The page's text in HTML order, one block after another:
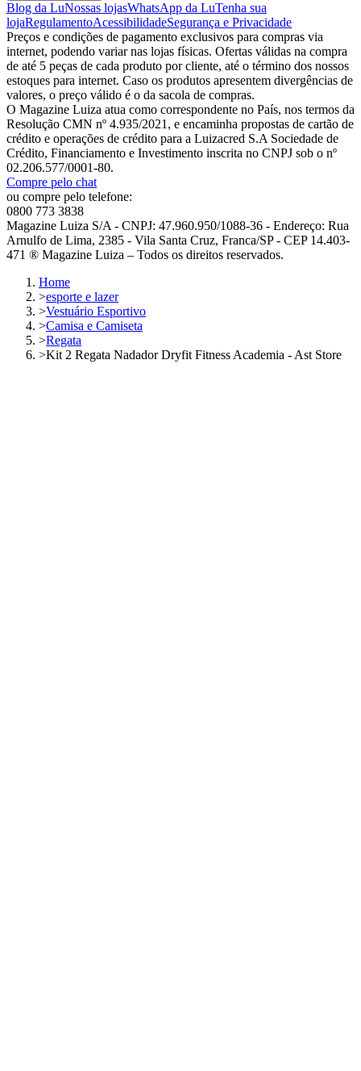
Blog da LuNossas lojasWhatsApp da LuTenha sua
lojaRegulamentoAcessibilidadeSegurança e Privacidade
Preços e condições de pagamento exclusivos para compras via
internet, podendo variar nas lojas físicas. Ofertas válidas na compra
de até 5 peças de cada produto por cliente, até o término dos nossos
estoques para internet. Caso os produtos apresentem divergências de
valores, o preço válido é o da sacola de compras.
O Magazine Luiza atua como correspondente no País, nos termos da
Resolução CMN nº 4.935/2021, e encaminha propostas de cartão de
crédito e operações de crédito para a Luizacred S.A Sociedade de
Crédito, Financiamento e Investimento inscrita no CNPJ sob o nº
02.206.577/0001-80.
Compre pelo chat
ou compre pelo telefone:
0800 773 3838
Magazine Luiza S/A - CNPJ: 47.960.950/1088-36 - Endereço: Rua
Arnulfo de Lima, 2385 - Vila Santa Cruz, Franca/SP - CEP 14.403-
471 ® Magazine Luiza – Todos os direitos reservados.
Home
>esporte e lazer
>Vestuário Esportivo
>Camisa e Camiseta
>Regata
>Kit 2 Regata Nadador Dryfit Fitness Academia - Ast Store